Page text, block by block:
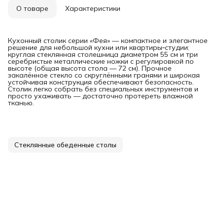
О товаре Характеристики
Кухонный столик серии «Фея» — компактное и элегантное
решение для небольшой кухни или квартиры‑студии:
круглая стеклянная столешница диаметром 55 см и три
серебристые металлические ножки с регулировкой по
высоте (общая высота стола — 72 см). Прочное
закалённое стекло со скруглёнными гранями и широкая
устойчивая конструкция обеспечивают безопасность.
Столик легко собрать без специальных инструментов и
просто ухаживать — достаточно протереть влажной
тканью.
Стеклянные обеденные столы